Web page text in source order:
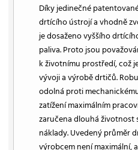
Díky jedinečné
drtícího ústrojí a vhodně
je dosaženo vyššího
paliva. Proto jsou
k životnímu prostředí, což
vývoji a výrobě drtičů.
odolná proti
zatížení maximálním
zaručena dlouhá životnost
náklady. Uvedený průměr
výrobcem není maximální,